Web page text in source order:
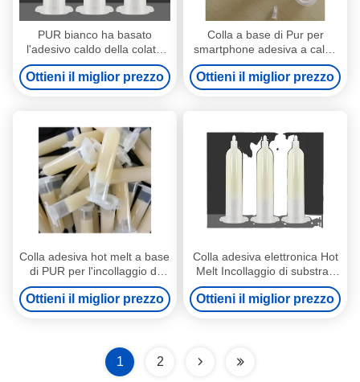
PUR bianco ha basato
l'adesivo caldo della colata
per il bordo elettronico di
Smartphone dei substrati
Ottieni il miglior prezzo
Colla a base di Pur per
smartphone adesiva a caldo
durevole da 30 ml per
l'incollaggio
Ottieni il miglior prezzo
Colla adesiva hot melt a base
di PUR per l'incollaggio di
fotocamere per smartphone
Ottieni il miglior prezzo
Colla adesiva elettronica Hot
Melt Incollaggio di substrati
plastici
Ottieni il miglior prezzo
1 2